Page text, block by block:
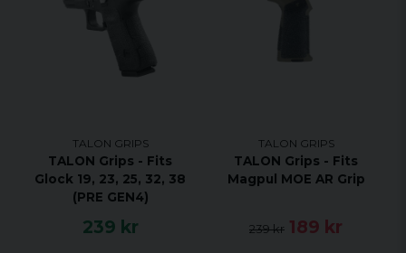
TALON GRIPS
TALON Grips - Fits
Glock 19, 23, 25, 32, 38
(PRE GEN4)
239 kr
TALON GRIPS
TALON Grips - Fits
Magpul MOE AR Grip
239 kr 189 kr